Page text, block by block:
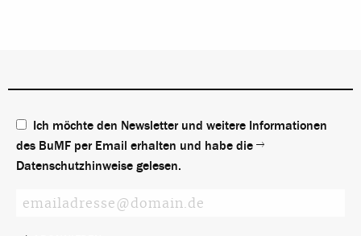
Ich möchte den Newsletter und weitere Informationen
des BuMF per Email erhalten und habe die
Datenschutzhinweise gelesen.